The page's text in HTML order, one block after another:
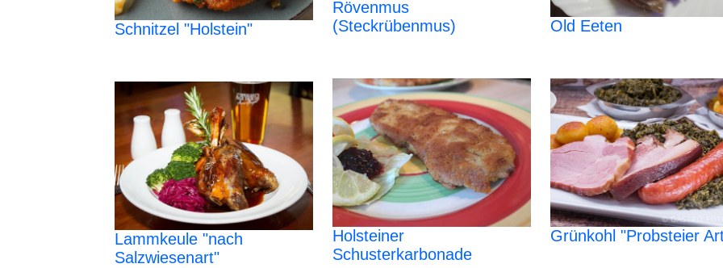
Schnitzel "Holstein"
Rövenmus
(Steckrübenmus)
Old Eeten
Lammkeule "nach
Salzwiesenart"
Holsteiner
Schusterkarbonade
Grünkohl "Probsteier